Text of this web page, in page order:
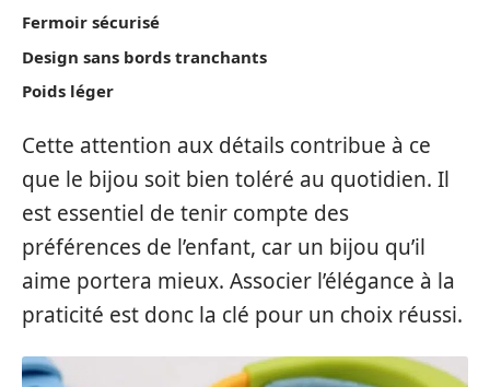
Fermoir sécurisé
Design sans bords tranchants
Poids léger
Cette attention aux détails contribue à ce
que le bijou soit bien toléré au quotidien. Il
est essentiel de tenir compte des
préférences de l’enfant, car un bijou qu’il
aime portera mieux. Associer l’élégance à la
praticité est donc la clé pour un choix réussi.